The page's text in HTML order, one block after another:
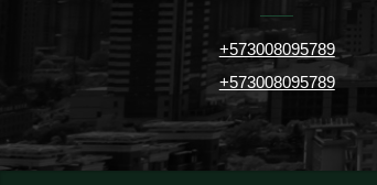
+573008095789
+573008095789